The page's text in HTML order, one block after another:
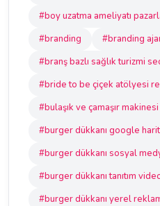
#boy uzatma ameliyatı
#branding
#branding
#branş bazlı sağlık turizmi
#bride to be çiçek atölyesi
#bulaşık ve çamaşır
#burger dükkanı google
#burger dükkanı sosyal
#burger dükkanı tanıtım
#burger dükkanı yerel